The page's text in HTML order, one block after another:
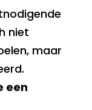
niet
maar
een